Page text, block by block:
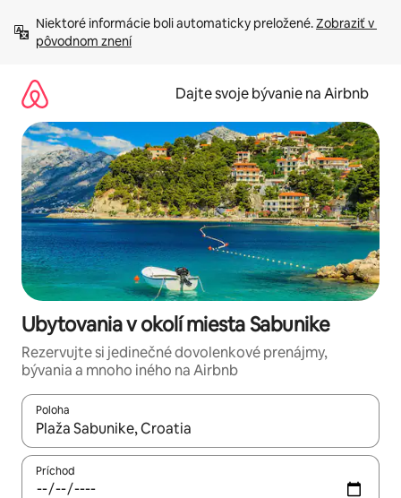
obsah.
Niektoré informácie boli automaticky preložené. Zobraziť v
pôvodnom znení
Dajte svoje bývanie na Airbnb
Ubytovania v okolí miesta Sabunike
Rezervujte si jedinečné dovolenkové prenájmy,
bývania a mnoho iného na Airbnb
Poloha
Keď budú výsledky k dispozícii, môžete si ich prechádzať
Príchod